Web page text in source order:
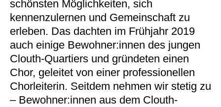
schönsten Möglichkeiten, sich
kennenzulernen und Gemeinschaft zu
erleben. Das dachten im Frühjahr 2019
auch einige Bewohner:innen des jungen
Clouth-Quartiers und gründeten einen
Chor, geleitet von einer professionellen
Chorleiterin. Seitdem nehmen wir stetig zu
– Bewohner:innen aus dem Clouth-